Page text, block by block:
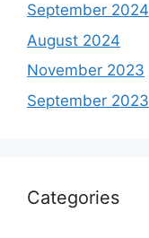
September 2024
August 2024
November 2023
September 2023
Categories